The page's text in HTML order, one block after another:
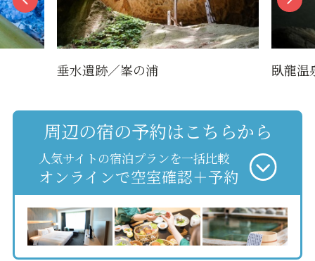
垂水遺跡／峯の浦 臥龍温
周辺の宿の予約はこちらから
人気サイトの宿泊プランを一括比較
オンラインで空室確認＋予約